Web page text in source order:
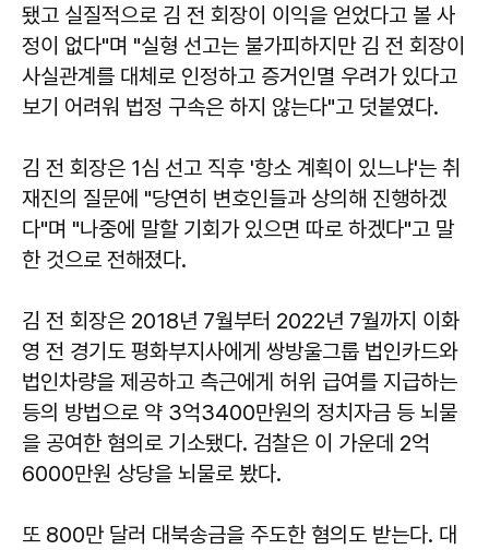
됐고 실질적으로 김 전 회장이 이익을 얻었다고 볼 사
정이 없다"며 "실형 선고는 불가피하지만 김 전 회장이
사실관계를 대체로 인정하고 증거인멸 우려가 있다고
보기 어려워 법정 구속은 하지 않는다"고 덧붙였다.
김 전 회장은 1심 선고 직후 '항소 계획이 있느냐'는 취
재진의 질문에 "당연히 변호인들과 상의해 진행하겠
다"며 "나중에 말할 기회가 있으면 따로 하겠다"고 말
한 것으로 전해졌다.
김 전 회장은 2018년 7월부터 2022년 7월까지 이화
영 전 경기도 평화부지사에게 쌍방울그룹 법인카드와
법인차량을 제공하고 측근에게 허위 급여를 지급하는
등의 방법으로 약 3억3400만원의 정치자금 등 뇌물
을 공여한 혐의로 기소됐다. 검찰은 이 가운데 2억
6000만원 상당을 뇌물로 봤다.
또 800만 달러 대북송금을 주도한 혐의도 받는다. 대